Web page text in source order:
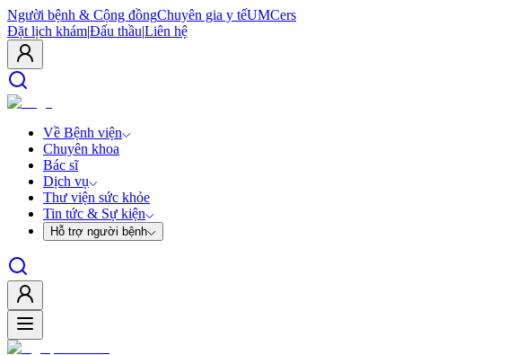
Người bệnh & Cộng đồngChuyên gia y tếUMCers
Đặt lịch khám|Đấu thầu|Liên hệ
Về Bệnh viện
Chuyên khoa
Bác sĩ
Dịch vụ
Thư viện sức khỏe
Tin tức & Sự kiện
Hỗ trợ người bệnh